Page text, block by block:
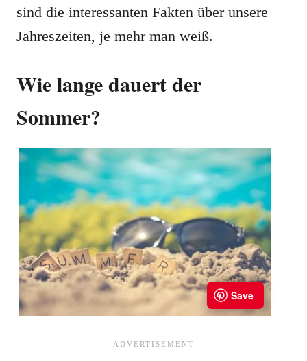
sind die interessanten Fakten über unsere
Jahreszeiten, je mehr man weiß.
Wie lange dauert der
Sommer?